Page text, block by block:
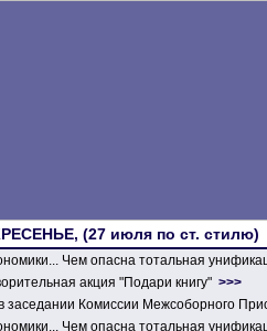
(27 июля по ст. стилю)
Чем опасна тотальная
акция "Подари книгу" >>>
Комиссии Межсоборного
Чем опасна тотальная